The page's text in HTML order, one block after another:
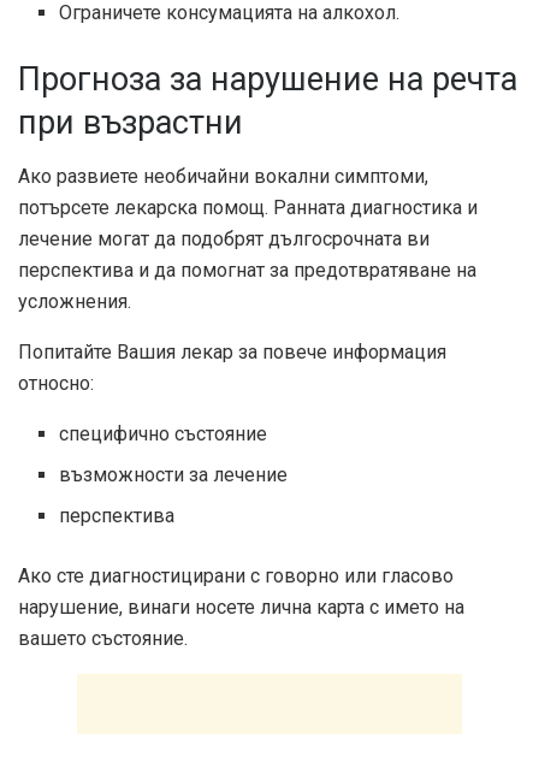
Ограничете консумацията на алкохол.
Прогноза за нарушение на речта
при възрастни
Ако развиете необичайни вокални симптоми,
потърсете лекарска помощ. Ранната диагностика и
лечение могат да подобрят дългосрочната ви
перспектива и да помогнат за предотвратяване на
усложнения.
Попитайте Вашия лекар за повече информация
относно:
специфично състояние
възможности за лечение
перспектива
Ако сте диагностицирани с говорно или гласово
нарушение, винаги носете лична карта с името на
вашето състояние.